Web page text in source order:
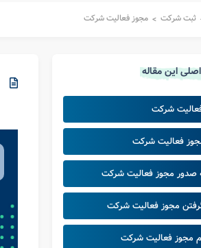
ثبت شرکت > مجوز فعالیت شرکت
این مقاله
شرکت
فعالیت شرکت
صدور مجوز فعالیت شرکت
مجوز فعالیت شرکت
مجوز فعالیت شرکت